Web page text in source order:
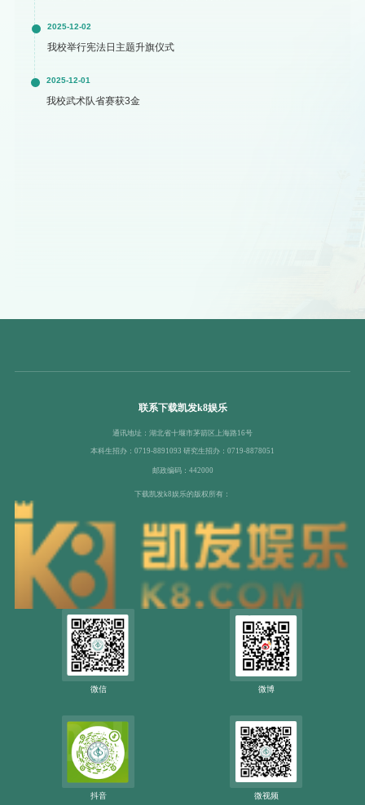
2025-12-02
我校举行宪法日主题升旗仪式
2025-12-01
我校武术队省赛获3金
联系下载凯发k8娱乐
通讯地址：湖北省十堰市茅箭区上海路16号
本科生招办：0719-8891093 研究生招办：0719-8878051
邮政编码：442000
下载凯发k8娱乐的版权所有：
微信 微博
抖音 微视频